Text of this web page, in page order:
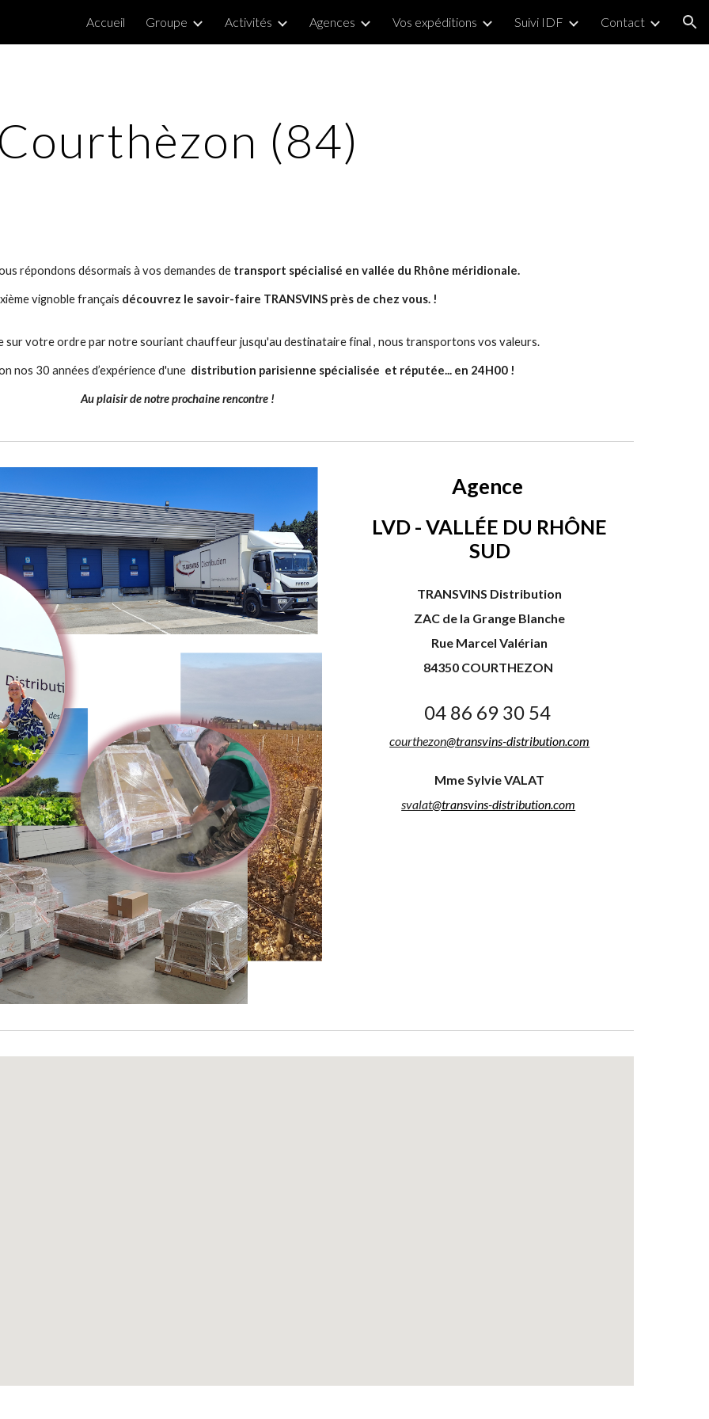
to main content Skip to navigation
Accueil Groupe Activités Agences Vos expéditions Suivi IDF Contact
(84)
répondons désormais à vos demandes de transport spécialisé en vallée du Rhône méridionale.
vignoble français découvrez le savoir-faire TRANSVINS près de chez vous. !
sur votre ordre par notre souriant chauffeur jusqu'au destinataire final , nous transportons vos valeurs.
nos 30 années d’expérience d'une distribution parisienne spécialisée et réputée... en 24H00 !
Au plaisir de notre prochaine rencontre !
Agence
LVD - VALLÉE DU RHÔNE
SUD
TRANSVINS Distribution
ZAC de la Grange Blanche
Rue Marcel Valérian
84350 COURTHEZON
04 86 69 30 54
courthezon@transvins-distribution.com
Mme Sylvie VALAT
svalat@transvins-distribution.com